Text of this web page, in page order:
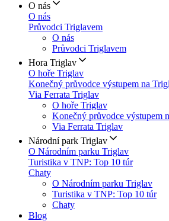
O nás
O nás
Průvodci Triglavem
O nás
Průvodci Triglavem
Hora Triglav
O hoře Triglav
Konečný průvodce výstupem na
Via Ferrata Triglav
O hoře Triglav
Konečný průvodce výstupem
Via Ferrata Triglav
Národní park Triglav
O Národním parku Triglav
Turistika v TNP: Top 10 túr
Chaty
O Národním parku Triglav
Turistika v TNP: Top 10 túr
Chaty
Blog